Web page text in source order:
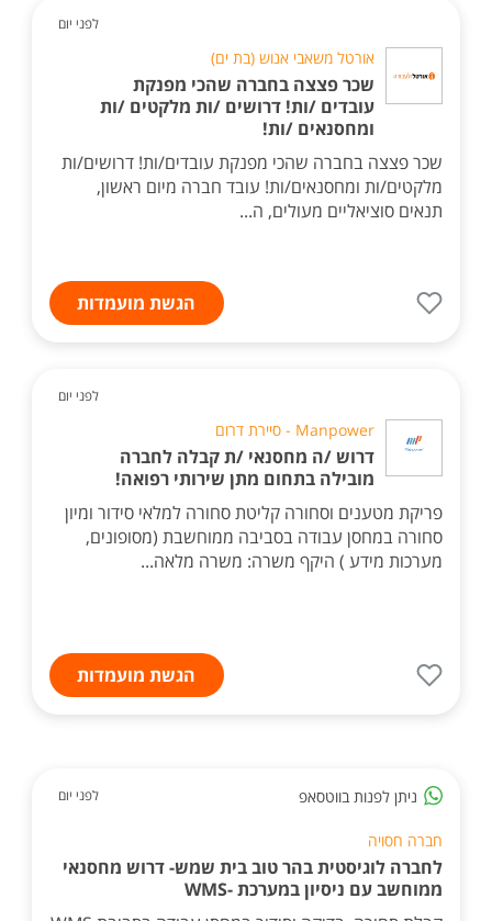
לפני יום
אורטל משאבי אנוש (בת ים)
שכר פצצה בחברה שהכי מפנקת
עובדים /ות! דרושים /ות מלקטים /ות
ומחסנאים /ות!
שכר פצצה בחברה שהכי מפנקת עובדים/ות! דרושים/ות
מלקטים/ות ומחסנאים/ות! עובד חברה מיום ראשון,
תנאים סוציאליים מעולים, ה...
הגשת מועמדות
לפני יום
Manpower - סיירת דרום
דרוש /ה מחסנאי /ת קבלה לחברה
מובילה בתחום מתן שירותי רפואה!
פריקת מטענים וסחורה קליטת סחורה למלאי סידור ומיון
סחורה במחסן עבודה בסביבה ממוחשבת (מסופונים,
מערכות מידע ) היקף משרה: משרה מלאה...
הגשת מועמדות
ניתן לפנות בווטסאפ לפני יום
חברה חסויה
לחברה לוגיסטית בהר טוב בית שמש- דרוש מחסנאי
ממוחשב עם ניסיון במערכת -WMS